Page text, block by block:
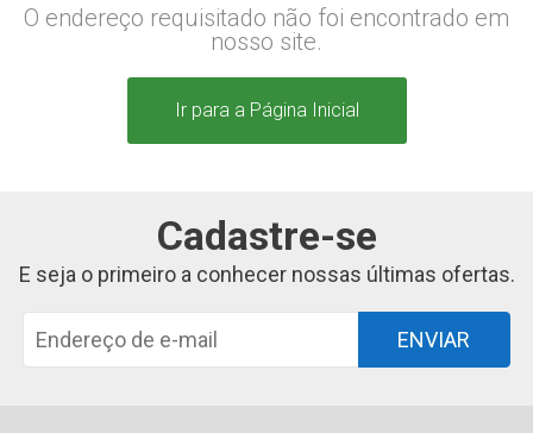
O endereço requisitado não foi encontrado em
nosso site.
Ir para a Página Inicial
Cadastre-se
E seja o primeiro a conhecer nossas últimas ofertas.
ENVIAR